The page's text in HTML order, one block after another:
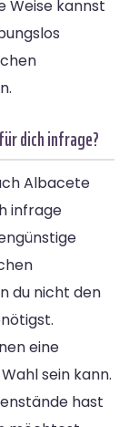
Weise kannst
dich infrage?
Albacete
infrage
du nicht den
eine
sein kann.
hast